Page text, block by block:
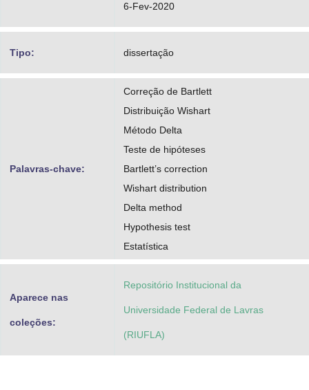
6-Fev-2020
Tipo: dissertação
Palavras-chave:
Correção de Bartlett
Distribuição Wishart
Método Delta
Teste de hipóteses
Bartlett’s correction
Wishart distribution
Delta method
Hypothesis test
Estatística
Aparece nas
coleções:
Repositório Institucional da
Universidade Federal de Lavras
(RIUFLA)